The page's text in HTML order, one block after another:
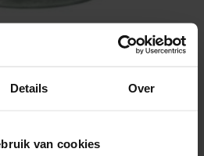
Details Over
van cookies